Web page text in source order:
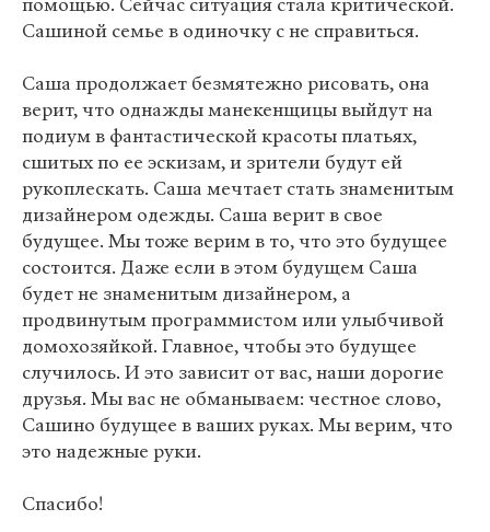
Сашиной семье в одиночку с не справиться.
Саша продолжает безмятежно рисовать, она
верит, что однажды манекенщицы выйдут на
подиум в фантастической красоты платьях,
сшитых по ее эскизам, и зрители будут ей
рукоплескать. Саша мечтает стать знаменитым
дизайнером одежды. Саша верит в свое
будущее. Мы тоже верим в то, что это будущее
состоится. Даже если в этом будущем Саша
будет не знаменитым дизайнером, а
продвинутым программистом или улыбчивой
домохозяйкой. Главное, чтобы это будущее
случилось. И это зависит от вас, наши дорогие
друзья. Мы вас не обманываем: честное слово,
Сашино будущее в ваших руках. Мы верим, что
это надежные руки.
Спасибо!